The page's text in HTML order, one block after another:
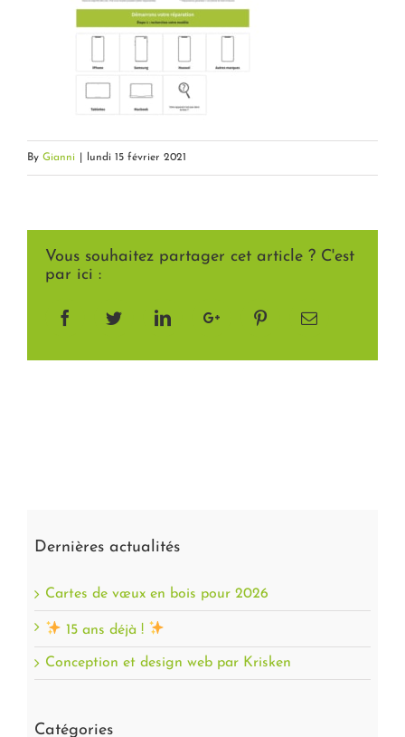
By Gianni lundi 15 février 2021
Vous souhaitez partager cet article ? C'est
par ici :
FacebookTwitterLinkedInGoogle+ PinterestEmail
Dernières actualités
Cartes de vœux en bois pour 2026
15 ans déjà !
Conception et design web par Krisken
Catégories